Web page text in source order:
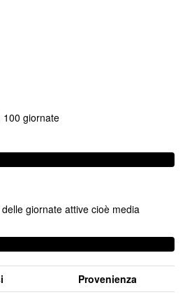
100 giornate
giornate attive cioè media
Provenienza